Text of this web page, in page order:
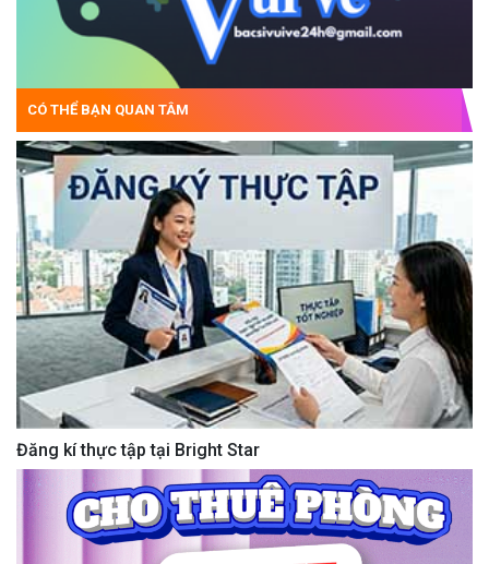
CÓ THỂ BẠN QUAN TÂM
Đăng kí thực tập tại Bright Star